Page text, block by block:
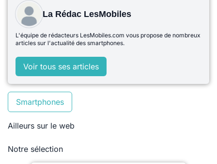
La Rédac LesMobiles
L'équipe de rédacteurs LesMobiles.com vous propose de nombreux
articles sur l'actualité des smartphones.
Voir tous ses articles
Smartphones
Ailleurs sur le web
Notre sélection